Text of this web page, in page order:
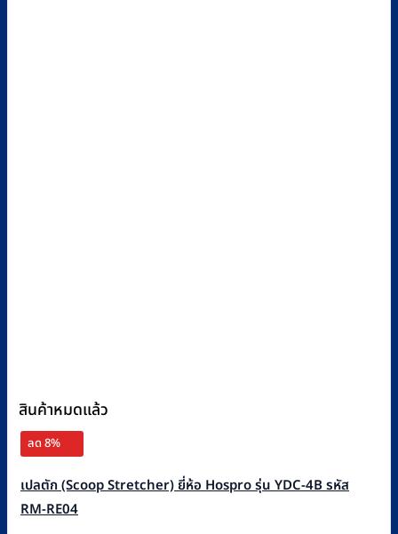
สินค้าหมดแล้ว
ลด 8%
เปลตัก (Scoop Stretcher) ยี่ห้อ Hospro รุ่น YDC-4B รหัส
RM-RE04